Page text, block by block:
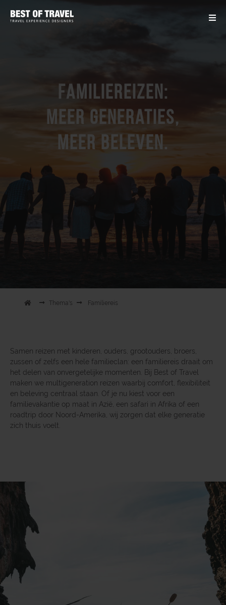
Familiereizen:
meer generaties,
meer beleven.
Thema's Familiereis
Samen reizen met kinderen, ouders, grootouders, broers,
zussen of zelfs een hele familie­clan: een familiereis draait om
het delen van onvergetelijke momenten. Bij Best of Travel
maken we multigeneration reizen waarbij comfort, flexibiliteit
en beleving centraal staan. Of je nu kiest voor een
familievakantie op maat in Azië, een safari in Afrika of een
roadtrip door Noord-Amerika, wij zorgen dat elke generatie
zich thuis voelt.